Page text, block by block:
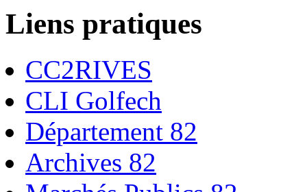
Liens pratiques
CC2RIVES
CLI Golfech
Département 82
Archives 82